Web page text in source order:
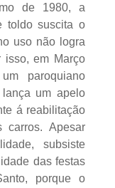
de 1980, a
toldo suscita o
uso não logra
isso, em Março
paroquiano
um apelo
á reabilitação
carros. Apesar
subsiste
das festas
porque o